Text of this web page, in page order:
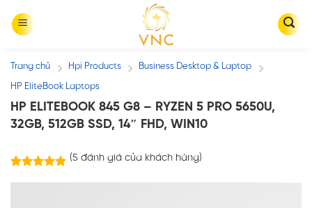
Trang chủ / Hpi Products / Business Desktop & Laptop /
HP EliteBook Laptops
HP ELITEBOOK 845 G8 – RYZEN 5 PRO 5650U,
32GB, 512GB SSD, 14″ FHD, WIN10
(5 đánh giá của khách hàng)